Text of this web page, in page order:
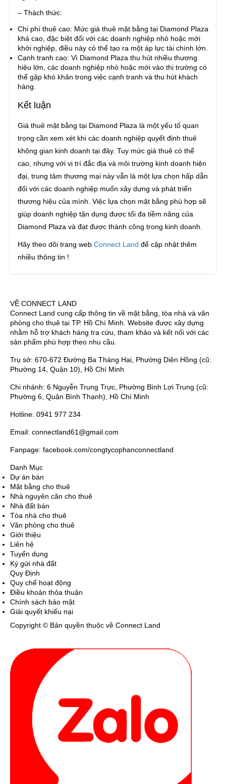
– Thách thức:
Chi phí thuê cao: Mức giá thuê mặt bằng tại Diamond Plaza
khá cao, đặc biệt đối với các doanh nghiệp nhỏ hoặc mới
khởi nghiệp, điều này có thể tạo ra một áp lực tài chính lớn.
Cạnh tranh cao: Vì Diamond Plaza thu hút nhiều thương
hiệu lớn, các doanh nghiệp nhỏ hoặc mới vào thị trường có
thể gặp khó khăn trong việc cạnh tranh và thu hút khách
hàng.
Kết luận
Giá thuê mặt bằng tại Diamond Plaza là một yếu tố quan
trọng cần xem xét khi các doanh nghiệp quyết định thuê
không gian kinh doanh tại đây. Tuy mức giá thuê có thể
cao, nhưng với vị trí đắc địa và môi trường kinh doanh hiện
đại, trung tâm thương mại này vẫn là một lựa chọn hấp dẫn
đối với các doanh nghiệp muốn xây dựng và phát triển
thương hiệu của mình. Việc lựa chọn mặt bằng phù hợp sẽ
giúp doanh nghiệp tận dụng được tối đa tiềm năng của
Diamond Plaza và đạt được thành công trong kinh doanh.
Hãy theo dõi trang web Connect Land để cập nhật thêm
nhiều thông tin !
VỀ CONNECT LAND
Connect Land cung cấp thông tin về mặt bằng, tòa nhà và văn
phòng cho thuê tại TP. Hồ Chí Minh. Website được xây dựng
nhằm hỗ trợ khách hàng tra cứu, tham khảo và kết nối với các
sản phẩm phù hợp theo nhu cầu.
Trụ sở: 670-672 Đường Ba Tháng Hai, Phường Diên Hồng (cũ:
Phường 14, Quận 10), Hồ Chí Minh
Chi nhánh: 6 Nguyễn Trung Trực, Phường Bình Lợi Trung (cũ:
Phường 6, Quận Bình Thạnh), Hồ Chí Minh
Hotline: 0941 977 234
Email: connectland61@gmail.com
Fanpage: facebook.com/congtycophanconnectland
Danh Mục
Dự án bán
Mặt bằng cho thuê
Nhà nguyên căn cho thuê
Nhà đất bán
Tòa nhà cho thuê
Văn phòng cho thuê
Giới thiệu
Liên hệ
Tuyển dụng
Ký gửi nhà đất
Quy Định
Quy chế hoạt động
Điều khoản thỏa thuận
Chính sách bảo mật
Giải quyết khiếu nại
Copyright © Bản quyền thuộc về Connect Land